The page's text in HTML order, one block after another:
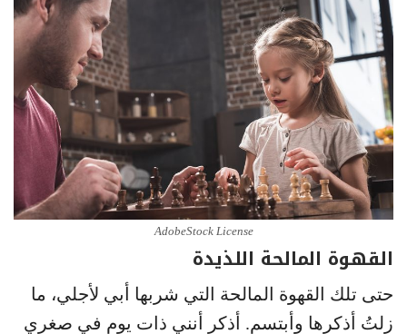
AdobeStock License
القهوة المالحة اللذيدة
حتى تلك القهوة المالحة التي شربها أبي لأجلي، ما
زلتُ أذكرها وأبتسم. أذكر أنني ذات يوم في صغري